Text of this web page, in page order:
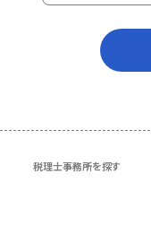
税理士事務所を探す